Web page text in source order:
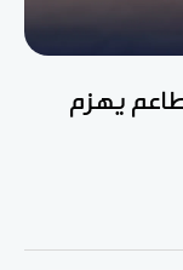
يهزم